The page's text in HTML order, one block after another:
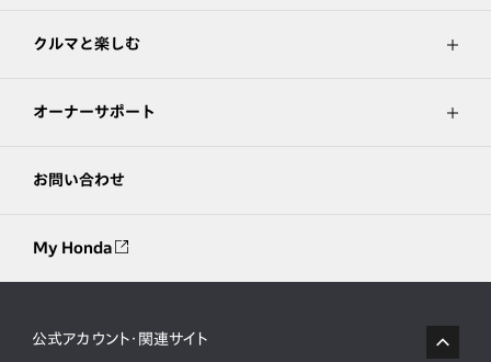
クルマと楽しむ
オーナーサポート
お問い合わせ
My Honda
公式アカウント・関連サイト